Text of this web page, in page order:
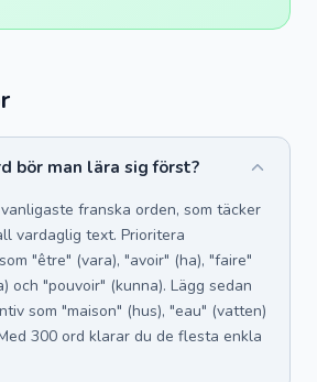
bör man lära sig först?
franska orden, som täcker
vardaglig text. Prioritera
"être" (vara), "avoir" (ha), "faire"
och "pouvoir" (kunna). Lägg sedan
som "maison" (hus), "eau" (vatten)
300 ord klarar du de flesta enkla